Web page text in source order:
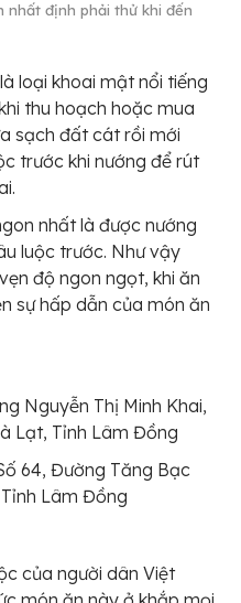
nhất định phải thử khi đến
loại khoai mật nổi tiếng
thu hoạch hoặc mua
sạch đất cát rồi mới
trước khi nướng để rút
nhất là được nướng
luộc trước. Như vậy
độ ngon ngọt, khi ăn
sự hấp dẫn của món ăn
Nguyễn Thị Minh Khai,
Lạt, Tỉnh Lâm Đồng
64, Đường Tăng Bạc
Lâm Đồng
của người dân Việt